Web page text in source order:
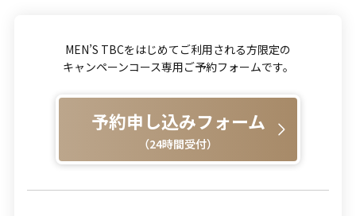
MEN’S TBCをはじめてご利用される方限定の
キャンペーンコース専用ご予約フォームです。
予約申し込みフォーム
（24時間受付）